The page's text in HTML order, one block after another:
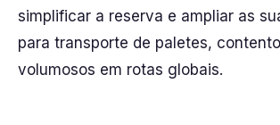
simplificar a reserva e ampliar as
para transporte de paletes,
volumosos em rotas globais.